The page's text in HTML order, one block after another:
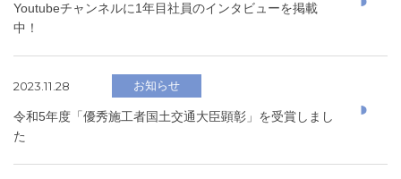
Youtubeチャンネルに1年目社員のインタビューを掲載
中！
2023.11.28 お知らせ
令和5年度「優秀施工者国土交通大臣顕彰」を受賞しまし
た